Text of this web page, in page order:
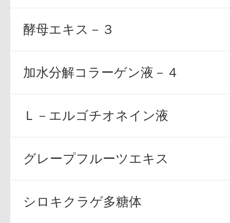
スキンケア
酵母エキス－３
加水分解コラーゲン液－４
Ｌ－エルゴチオネイン液
グレープフルーツエキス
シロキクラゲ多糖体